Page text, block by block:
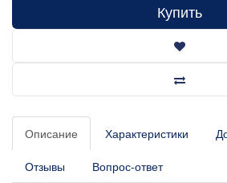
Купить
Описание Характеристики
Отзывы Вопрос-ответ